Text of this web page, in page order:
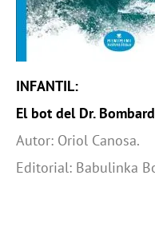
INFANTIL:
El bot del Dr.
Autor: Oriol Canosa.
Editorial: Babulinka